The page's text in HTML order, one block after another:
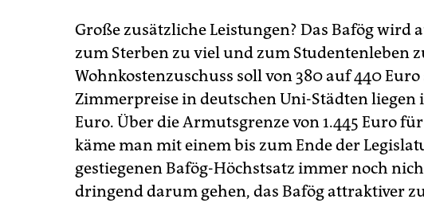
Große zusätzliche Leistungen? Das Bafög wird
zum Sterben zu viel und zum Studentenleben
Wohnkostenzuschuss soll von 380 auf 440 Euro
Zimmerpreise in deutschen Uni-Städten
Euro. Über die Armutsgrenze von 1.445 Euro
käme man mit einem bis zum Ende der
gestiegenen Bafög-Höchstsatz immer noch
dringend darum gehen, das Bafög attraktiver